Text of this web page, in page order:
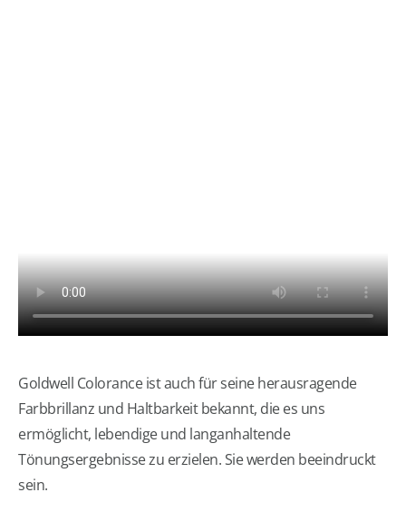
Goldwell Colorance ist auch für seine herausragende
Farbbrillanz und Haltbarkeit bekannt, die es uns
ermöglicht, lebendige und langanhaltende
Tönungsergebnisse zu erzielen. Sie werden beeindruckt
sein.